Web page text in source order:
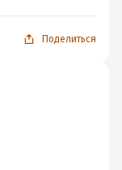
Поделиться